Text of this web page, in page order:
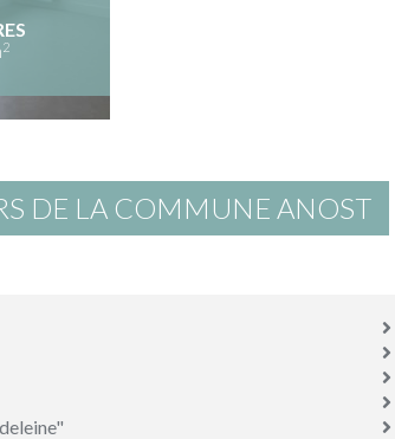
2
DE LA COMMUNE ANOST